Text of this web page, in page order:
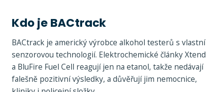
Kdo je BACtrack
BACtrack je americký výrobce alkohol testerů s vlastní
senzorovou technologií. Elektrochemické články Xtend
a BluFire Fuel Cell reagují jen na etanol, takže nedávají
falešně pozitivní výsledky, a důvěřují jim nemocnice,